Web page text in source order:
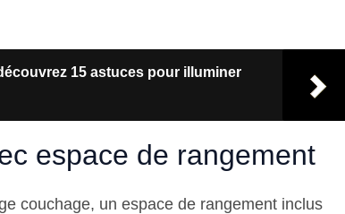
15 astuces pour illuminer
espace de rangement
couchage, un espace de rangement inclus